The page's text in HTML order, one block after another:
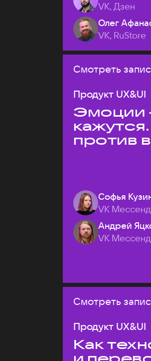
VK, Дзен
Олег
VK, RuStore
Смотреть
Продукт UX&UI
Эмоции
против
Софья
VK
Андрей
VK
Смотреть
Продукт UX&UI
Как